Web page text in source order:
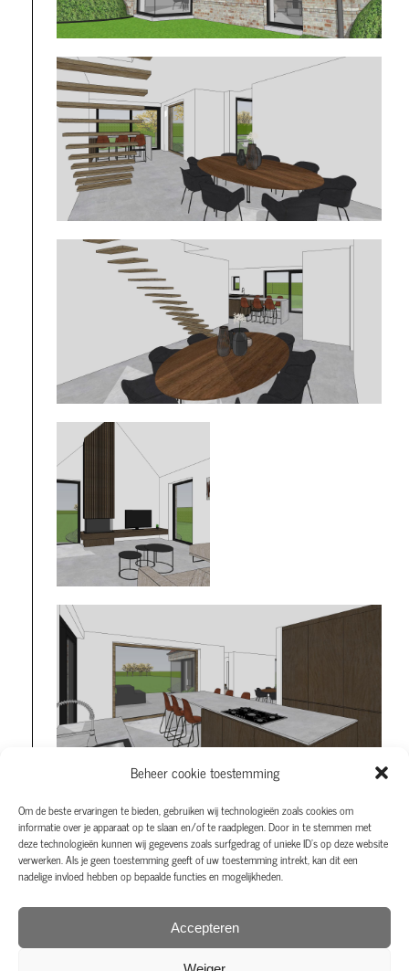
Beheer cookie toestemming
Om de beste ervaringen te bieden, gebruiken wij technologieën zoals cookies om
informatie over je apparaat op te slaan en/of te raadplegen. Door in te stemmen met
deze technologieën kunnen wij gegevens zoals surfgedrag of unieke ID's op deze website
verwerken. Als je geen toestemming geeft of uw toestemming intrekt, kan dit een
nadelige invloed hebben op bepaalde functies en mogelijkheden.
Accepteren